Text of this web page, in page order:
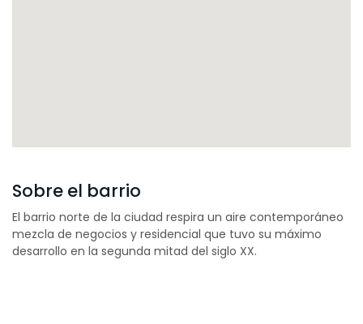
Sobre el barrio
El barrio norte de la ciudad respira un aire contemporáneo
mezcla de negocios y residencial que tuvo su máximo
desarrollo en la segunda mitad del siglo XX.